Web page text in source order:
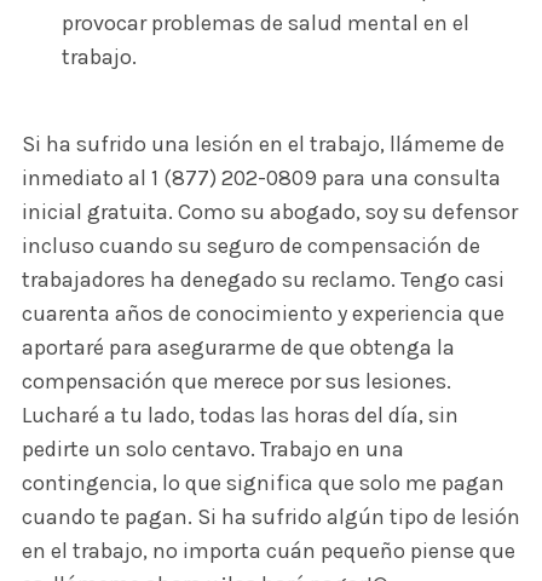
provocar problemas de salud mental en el
trabajo.
Si ha sufrido una lesión en el trabajo, llámeme de
inmediato al 1 (877) 202-0809 para una consulta
inicial gratuita. Como su abogado, soy su defensor
incluso cuando su seguro de compensación de
trabajadores ha denegado su reclamo. Tengo casi
cuarenta años de conocimiento y experiencia que
aportaré para asegurarme de que obtenga la
compensación que merece por sus lesiones.
Lucharé a tu lado, todas las horas del día, sin
pedirte un solo centavo. Trabajo en una
contingencia, lo que significa que solo me pagan
cuando te pagan. Si ha sufrido algún tipo de lesión
en el trabajo, no importa cuán pequeño piense que